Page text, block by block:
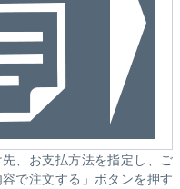
、お支払方法を指定し、ご
で注文する」ボタンを押す